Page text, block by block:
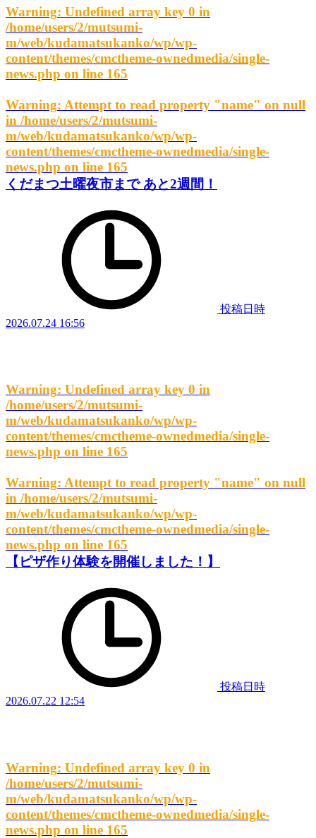
Warning: Undefined array key 0 in
/home/users/2/mutsumi-
m/web/kudamatsukanko/wp/wp-
content/themes/cmctheme-ownedmedia/single-
news.php on line 165
Warning: Attempt to read property "name" on null
in /home/users/2/mutsumi-
m/web/kudamatsukanko/wp/wp-
content/themes/cmctheme-ownedmedia/single-
news.php on line 165
くだまつ土曜夜市まで あと2週間！
投稿日時
2026.07.24 16:56
Warning: Undefined array key 0 in
/home/users/2/mutsumi-
m/web/kudamatsukanko/wp/wp-
content/themes/cmctheme-ownedmedia/single-
news.php on line 165
Warning: Attempt to read property "name" on null
in /home/users/2/mutsumi-
m/web/kudamatsukanko/wp/wp-
content/themes/cmctheme-ownedmedia/single-
news.php on line 165
【ピザ作り体験を開催しました！】
投稿日時
2026.07.22 12:54
Warning: Undefined array key 0 in
/home/users/2/mutsumi-
m/web/kudamatsukanko/wp/wp-
content/themes/cmctheme-ownedmedia/single-
news.php on line 165